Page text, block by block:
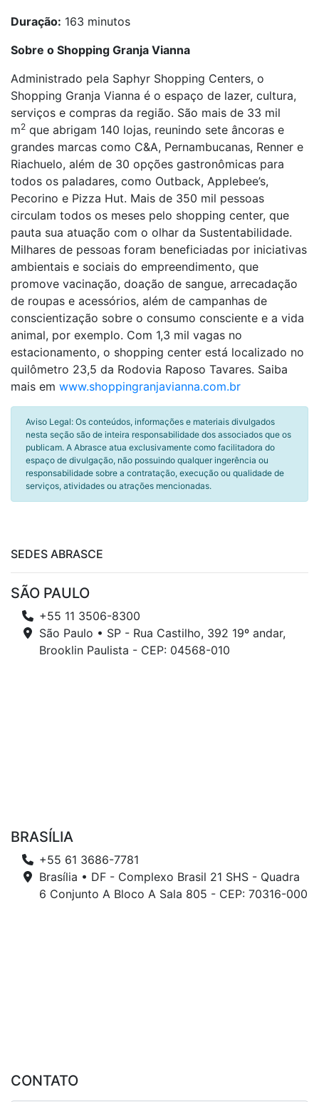
Duração: 163 minutos
Sobre o Shopping Granja Vianna
Administrado pela Saphyr Shopping Centers, o
Shopping Granja Vianna é o espaço de lazer, cultura,
serviços e compras da região. São mais de 33 mil
m2 que abrigam 140 lojas, reunindo sete âncoras e
grandes marcas como C&A, Pernambucanas, Renner e
Riachuelo, além de 30 opções gastronômicas para
todos os paladares, como Outback, Applebee’s,
Pecorino e Pizza Hut. Mais de 350 mil pessoas
circulam todos os meses pelo shopping center, que
pauta sua atuação com o olhar da Sustentabilidade.
Milhares de pessoas foram beneficiadas por iniciativas
ambientais e sociais do empreendimento, que
promove vacinação, doação de sangue, arrecadação
de roupas e acessórios, além de campanhas de
conscientização sobre o consumo consciente e a vida
animal, por exemplo. Com 1,3 mil vagas no
estacionamento, o shopping center está localizado no
quilômetro 23,5 da Rodovia Raposo Tavares. Saiba
mais em www.shoppingranjavianna.com.br
Aviso Legal: Os conteúdos, informações e materiais divulgados
nesta seção são de inteira responsabilidade dos associados que os
publicam. A Abrasce atua exclusivamente como facilitadora do
espaço de divulgação, não possuindo qualquer ingerência ou
responsabilidade sobre a contratação, execução ou qualidade de
serviços, atividades ou atrações mencionadas.
SEDES ABRASCE
SÃO PAULO
+55 11 3506-8300
São Paulo • SP - Rua Castilho, 392 19º andar,
Brooklin Paulista - CEP: 04568-010
BRASÍLIA
+55 61 3686-7781
Brasília • DF - Complexo Brasil 21 SHS - Quadra
6 Conjunto A Bloco A Sala 805 - CEP: 70316-000
CONTATO